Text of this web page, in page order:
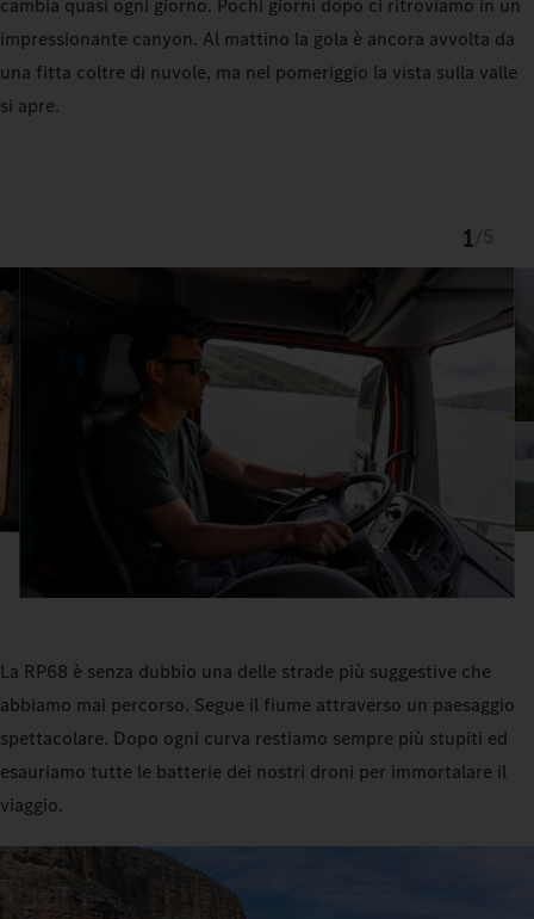
cambia quasi ogni giorno. Pochi giorni dopo ci ritroviamo in un
impressionante canyon. Al mattino la gola è ancora avvolta da
una fitta coltre di nuvole, ma nel pomeriggio la vista sulla valle
si apre.
1
La RP68 è senza dubbio una delle strade più suggestive che
abbiamo mai percorso. Segue il fiume attraverso un paesaggio
spettacolare. Dopo ogni curva restiamo sempre più stupiti ed
esauriamo tutte le batterie dei nostri droni per immortalare il
viaggio.